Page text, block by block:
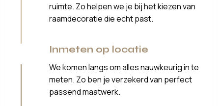
ruimte. Zo helpen we je bij het kiezen van
raamdecoratie die echt past.
Inmeten op locatie
We komen langs om alles nauwkeurig in te
meten. Zo ben je verzekerd van perfect
passend maatwerk.